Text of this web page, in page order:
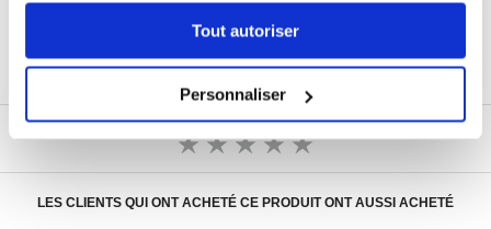
Tout autoriser
Personnaliser
POLITIQUE DE RETOUR DE 30 JOURS
SATISFAITS
ÉCRIRE UN AVIS
LES CLIENTS QUI ONT ACHETÉ CE PRODUIT ONT AUSSI ACHETÉ